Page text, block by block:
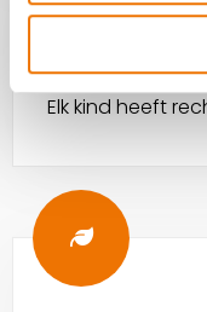
Elk kind heeft